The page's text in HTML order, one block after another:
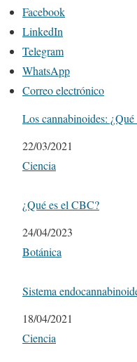
Facebook
LinkedIn
Telegram
WhatsApp
Correo electrónico
Los cannabinoides:
Fecha
22/03/2021
Respecto a
Ciencia
¿Qué es el CBC?
Fecha
24/04/2023
Respecto a
Botánica
Sistema
Fecha
18/04/2021
Respecto a
Ciencia